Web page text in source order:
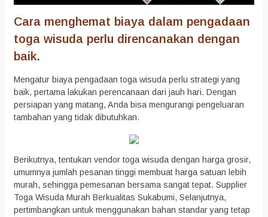
Cara menghemat biaya dalam pengadaan
toga wisuda perlu direncanakan dengan
baik.
Mengatur biaya pengadaan toga wisuda perlu strategi yang
baik, pertama lakukan perencanaan dari jauh hari. Dengan
persiapan yang matang, Anda bisa mengurangi pengeluaran
tambahan yang tidak dibutuhkan.
Berikutnya, tentukan vendor toga wisuda dengan harga grosir,
umumnya jumlah pesanan tinggi membuat harga satuan lebih
murah, sehingga pemesanan bersama sangat tepat. Supplier
Toga Wisuda Murah Berkualitas Sukabumi, Selanjutnya,
pertimbangkan untuk menggunakan bahan standar yang tetap